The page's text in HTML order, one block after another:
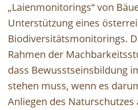
„Laienmonitorings“ von
Unterstützung eines
Biodiversitätsmonitorings.
Rahmen der
dass Bewusstseinsbildung
stehen muss, wenn es
Anliegen des Naturschutzes